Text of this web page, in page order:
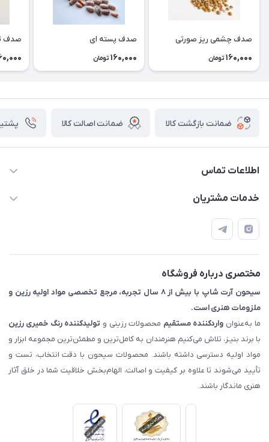
صدف چشمی ریز صورتی
160,000 تومان
صدف پسته ای
160,000 تومان
صدف
ضمانت بازگشت کالا ضمانت اصالت کالا
اطلاعات تماس
خدمات مشتریان
📝 قوانین و مقررات
📖 راهنما
مختصری درباره فروشگاه
سیحون آرت شاپ با بیش از ۸ سال تجربه، مرجع تخصصی مواد اولیه رزین و
ملزومات هنری است.
ما به‌عنوان واردکننده مستقیم محصولات رزینی و تولیدکننده رنگ خمیری رزین
با برند بنیـز، تلاش می‌کنیم هنرمندان به کامل‌ترین و مطمئن‌ترین مجموعه ابزار و
مواد اولیه دسترسی داشته باشند. محصولات سیحون با دقت انتخاب، تست و
تأیید می‌شوند تا علاوه بر کیفیت و اصالت، الهام‌بخش خلاقیت شما در خلق آثار
هنری ماندگار باشند.